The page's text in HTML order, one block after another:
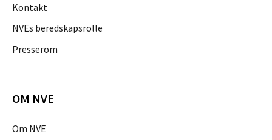
Kontakt
NVEs beredskapsrolle
Presserom
OM NVE
Om NVE